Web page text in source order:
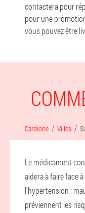
contactera pour
pour une
vous pouvez être
Cardione Villes
Le médicament
aidera à faire face
l'hypertension :
préviennent les